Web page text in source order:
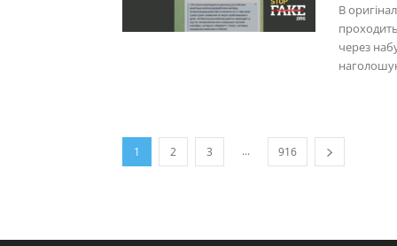
В
через
1 2 3 ... 916